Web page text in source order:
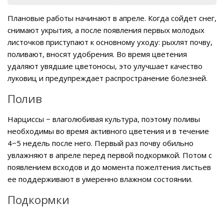
Плановые работы начинают в апреле. Когда сойдет снег,
снимают укрытия, а после появления первых молодых
листочков приступают к основному уходу: рыхлят почву,
поливают, вносят удобрения. Во время цветения
удаляют увядшие цветоносы, это улучшает качество
луковиц и предупреждает распространение болезней.
Полив
Нарциссы − влаголюбивая культура, поэтому поливы
необходимы во время активного цветения и в течение
4−5 недель после него. Первый раз почву обильно
увлажняют в апреле перед первой подкормкой. Потом с
появлением всходов и до момента пожелтения листьев
ее поддерживают в умеренно влажном состоянии.
Подкормки